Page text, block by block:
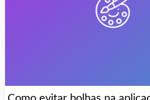
Como evitar bolhas na